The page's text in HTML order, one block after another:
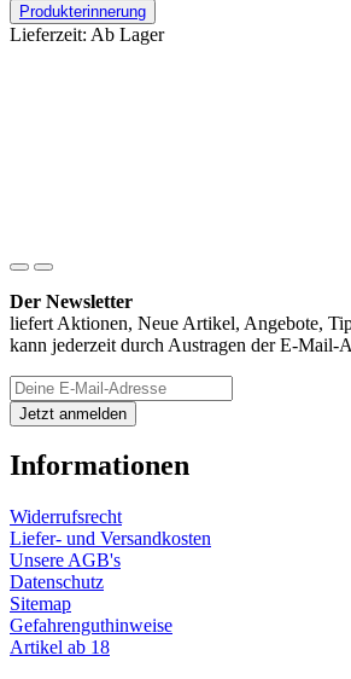
Produkterinnerung
Lieferzeit: Ab Lager
Der Newsletter
liefert Aktionen, Neue Artikel, Angebote,
kann jederzeit durch Austragen der E-Mail-
Informationen
Widerrufsrecht
Liefer- und Versandkosten
Unsere AGB's
Datenschutz
Sitemap
Gefahrenguthinweise
Artikel ab 18